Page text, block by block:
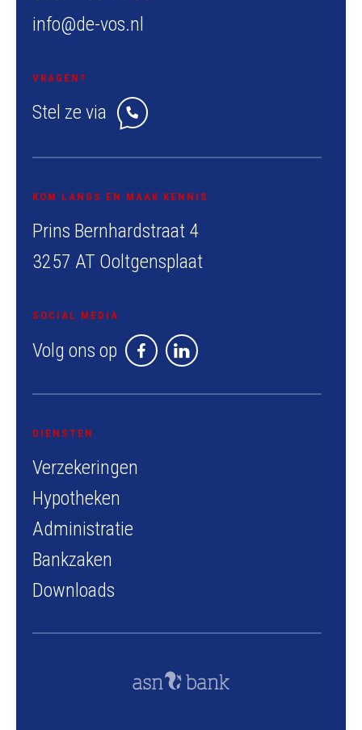
info@de-vos.nl
VRAGEN?
Stel ze via
KOM LANGS EN MAAK KENNIS
Prins Bernhardstraat 4
3257 AT Ooltgensplaat
SOCIAL MEDIA
Volg ons op
DIENSTEN
Verzekeringen
Hypotheken
Administratie
Bankzaken
Downloads